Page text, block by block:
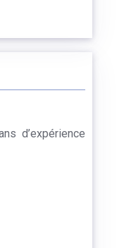
d’expérience